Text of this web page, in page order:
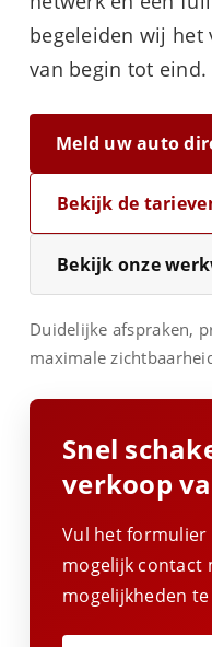
begeleiden wij het
van begin tot eind.
Meld uw auto
Bekijk de
Bekijk onze
Duidelijke afspraken,
maximale
Snel
verkoop
Vul het formulier
mogelijk contact
mogelijkheden